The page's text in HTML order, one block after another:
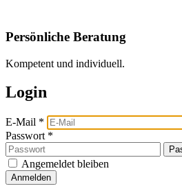
Persönliche Beratung
Kompetent und individuell.
Login
E-Mail *
Passwort *
Angemeldet bleiben
Anmelden